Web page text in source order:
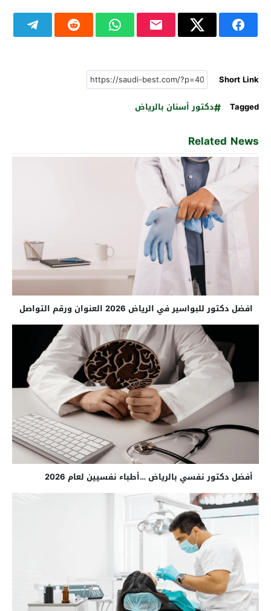
Short Link
Tagged
دكتور أسنان بالرياض
Related News
افضل دكتور للبواسير في الرياض 2026 العنوان ورقم التواصل
أفضل دكتور نفسي بالرياض …أطباء نفسيين لعام 2026